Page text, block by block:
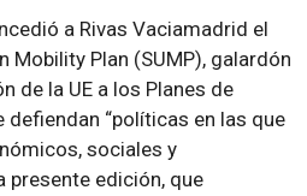
a Rivas Vaciamadrid el
Mobility Plan (SUMP), galardón
de la UE a los Planes de
defiendan políticas en las que
sociales y
presente edición, que